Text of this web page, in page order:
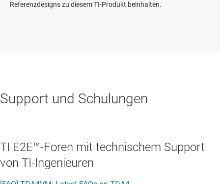
Referenzdesigns zu diesem TI-Produkt beinhalten.
Support und Schulungen
TI E2E™-Foren mit technischem Support
von TI-Ingenieuren